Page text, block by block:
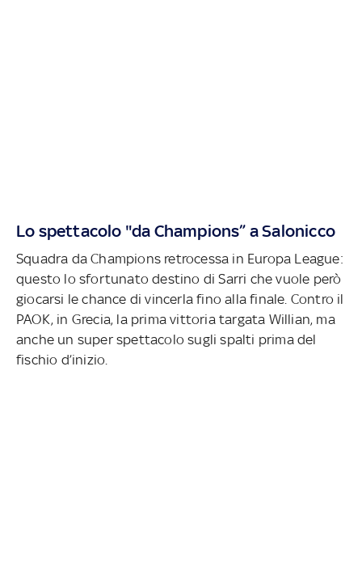
Lo spettacolo "da Champions” a Salonicco
Squadra da Champions retrocessa in Europa League:
questo lo sfortunato destino di Sarri che vuole però
giocarsi le chance di vincerla fino alla finale. Contro il
PAOK, in Grecia, la prima vittoria targata Willian, ma
anche un super spettacolo sugli spalti prima del
fischio d’inizio.